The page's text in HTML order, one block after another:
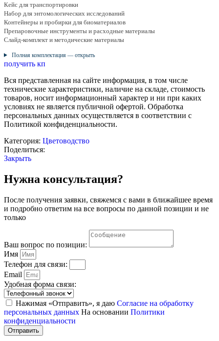
Кейс для транспортировки
Набор для энтомологических исследований
Контейнеры и пробирки для биоматериалов
Препаровочные инструменты и расходные материалы
Слайд-комплект и методические материалы
Полная комплектация — открыть
получить кп
Вся представленная на сайте информация, в том числе
технические характеристики, наличие на складе, стоимость
товаров, носит информационный характер и ни при каких
условиях не является публичной офертой. Обработка
персональных данных осуществляется в соответствии с
Политикой конфиденциальности.
Категория: Цветоводство
Поделиться:
Закрыть
Нужна консультация?
После получения заявки, свяжемся с вами в ближайшее время
и подробно ответим на все вопросы по данной позиции и не
только
Ваш вопрос по позиции:
Имя
Телефон для связи:
Email
Удобная форма связи:
Нажимая «Отправить», я даю Согласие на обработку
персональных данных На основании Политики
конфиденциальности
Отправить